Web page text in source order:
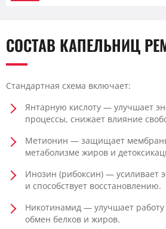
СОСТАВ КАПЕЛЬНИЦ
Стандартная схема включает:
Янтарную кислоту — улучшает
процессы, снижает влияние
Метионин — защищает мембраны
метаболизме жиров и
Инозин (рибоксин) — усиливает
и способствует восстановлению.
Никотинамид — улучшает
обмен белков и жиров.